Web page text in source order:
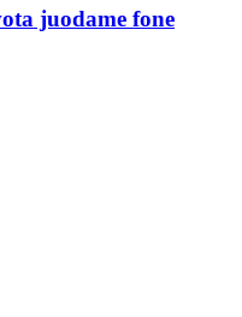
juodame fone